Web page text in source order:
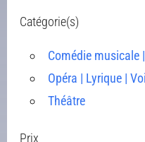
Catégorie(s)
Comédie musicale
Opéra | Lyrique |
Théâtre
Prix